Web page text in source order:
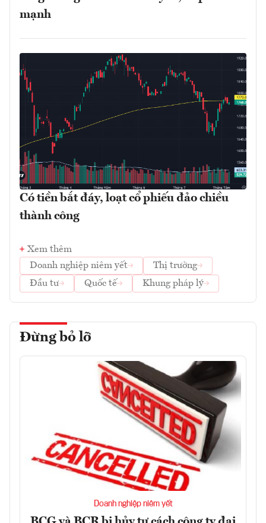
mạnh
Có tiền bắt đáy, loạt cổ phiếu đảo chiều
thành công
Xem thêm
Doanh nghiệp niêm yết
Thị trường
Đầu tư
Quốc tế Khung pháp lý
Đừng bỏ lỡ
Doanh nghiệp niêm yết